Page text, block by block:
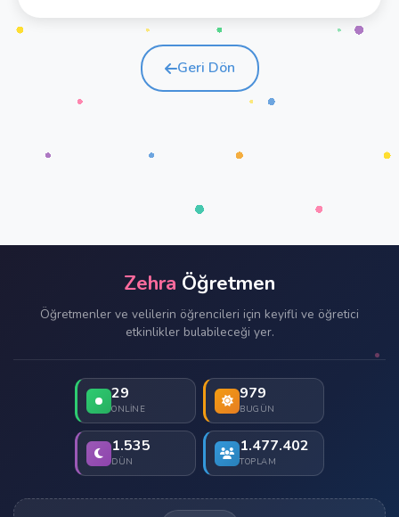
Geri Dön
Zehra Öğretmen
Öğretmenler ve velilerin öğrencileri için keyifli ve öğretici
etkinlikler bulabileceği yer.
29
ONLINE
979
BUGÜN
1.535
DÜN
1.477.402
TOPLAM